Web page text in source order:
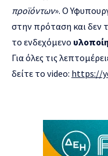
προϊόντων». Ο
στην πρόταση και δεν
το ενδεχόμενο
Για όλες τις
δείτε το video: https://